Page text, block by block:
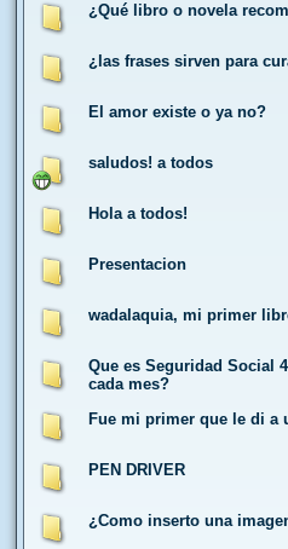
¿Qué libro o novela
¿las frases sirven para
El amor existe o ya no?
saludos! a todos
Hola a todos!
Presentacion
wadalaquia, mi primer
Que es Seguridad Social
cada mes?
Fue mi primer que le di a
PEN DRIVER
¿Como inserto una